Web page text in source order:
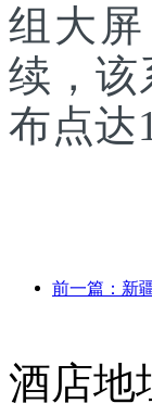
组大
续，该
布点达
酒店地